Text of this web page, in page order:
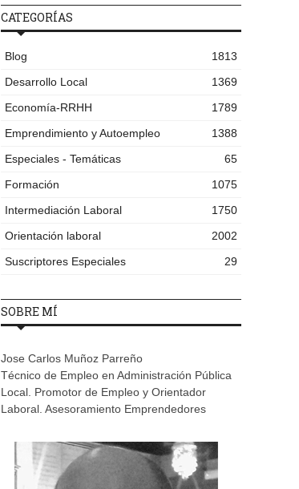
CATEGORÍAS
Blog
1813
Desarrollo Local
1369
Economía-RRHH
1789
Emprendimiento y Autoempleo
1388
Especiales - Temáticas
65
Formación
1075
Intermediación Laboral
1750
Orientación laboral
2002
Suscriptores Especiales
29
SOBRE MÍ
Jose Carlos Muñoz Parreño
Técnico de Empleo en Administración Pública
Local. Promotor de Empleo y Orientador
Laboral. Asesoramiento Emprendedores